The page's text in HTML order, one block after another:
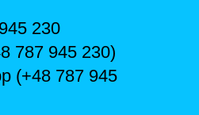
230
787 945 230)
(+48 787 945